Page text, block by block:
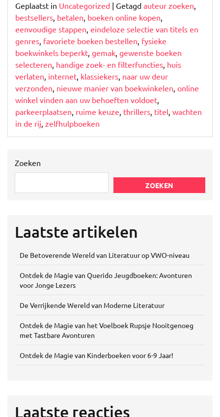
Geplaatst in Uncategorized | Getagd auteur zoeken,
bestsellers, betalen, boeken online kopen,
eenvoudige stappen, eindeloze selectie van titels en
genres, favoriete boeken bestellen, fysieke
boekwinkels beperkt, gemak, gewenste boeken
selecteren, handige zoek- en filterfuncties, huis
verlaten, internet, klassiekers, naar uw deur
verzonden, nieuwe manier van boekwinkelen, online
winkel vinden aan uw behoeften voldoet,
parkeerplaatsen, ruime keuze, thrillers, titel, wachten
in de rij, zelfhulpboeken
Zoeken
ZOEKEN
Laatste artikelen
De Betoverende Wereld van Literatuur op VWO-niveau
Ontdek de Magie van Querido Jeugdboeken: Avonturen
voor Jonge Lezers
De Verrijkende Wereld van Moderne Literatuur
Ontdek de Magie van het Voelboek Rupsje Nooitgenoeg
met Tastbare Avonturen
Ontdek de Magie van Kinderboeken voor 6-9 Jaar!
Laatste reacties